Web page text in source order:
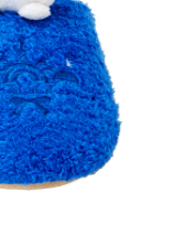
ニュース